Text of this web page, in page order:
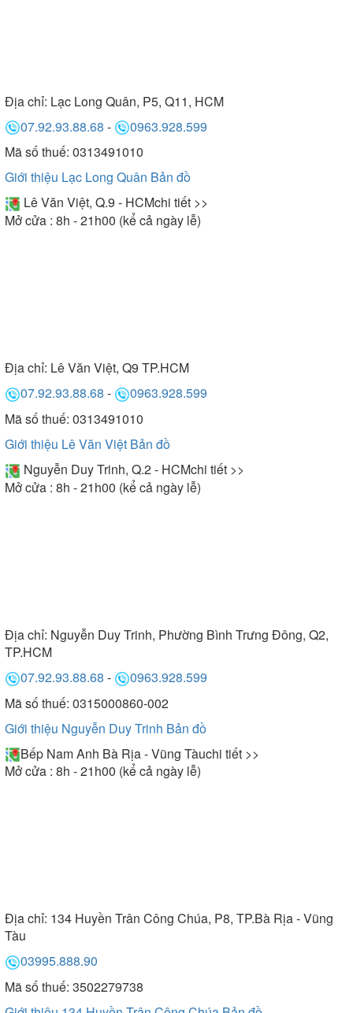
Địa chỉ: Lạc Long Quân, P5, Q11, HCM
07.92.93.88.68 -
0963.928.599
Mã số thuế: 0313491010
Giới thiệu Lạc Long Quân Bản đồ
Lê Văn Việt, Q.9 - HCMchi tiết >>
Mở cửa : 8h - 21h00 (kể cả ngày lễ)
Địa chỉ: Lê Văn Việt, Q9 TP.HCM
07.92.93.88.68 -
0963.928.599
Mã số thuế: 0313491010
Giới thiệu Lê Văn Việt Bản đồ
Nguyễn Duy Trinh, Q.2 - HCMchi tiết >>
Mở cửa : 8h - 21h00 (kể cả ngày lễ)
Địa chỉ: Nguyễn Duy Trinh, Phường Bình Trưng Đông, Q2,
TP.HCM
07.92.93.88.68 -
0963.928.599
Mã số thuế: 0315000860-002
Giới thiệu Nguyễn Duy Trinh Bản đồ
Bếp Nam Anh Bà Rịa - Vũng Tàuchi tiết >>
Mở cửa : 8h - 21h00 (kể cả ngày lễ)
Địa chỉ: 134 Huyền Trân Công Chúa, P8, TP.Bà Rịa - Vũng
Tàu
03995.888.90
Mã số thuế: 3502279738